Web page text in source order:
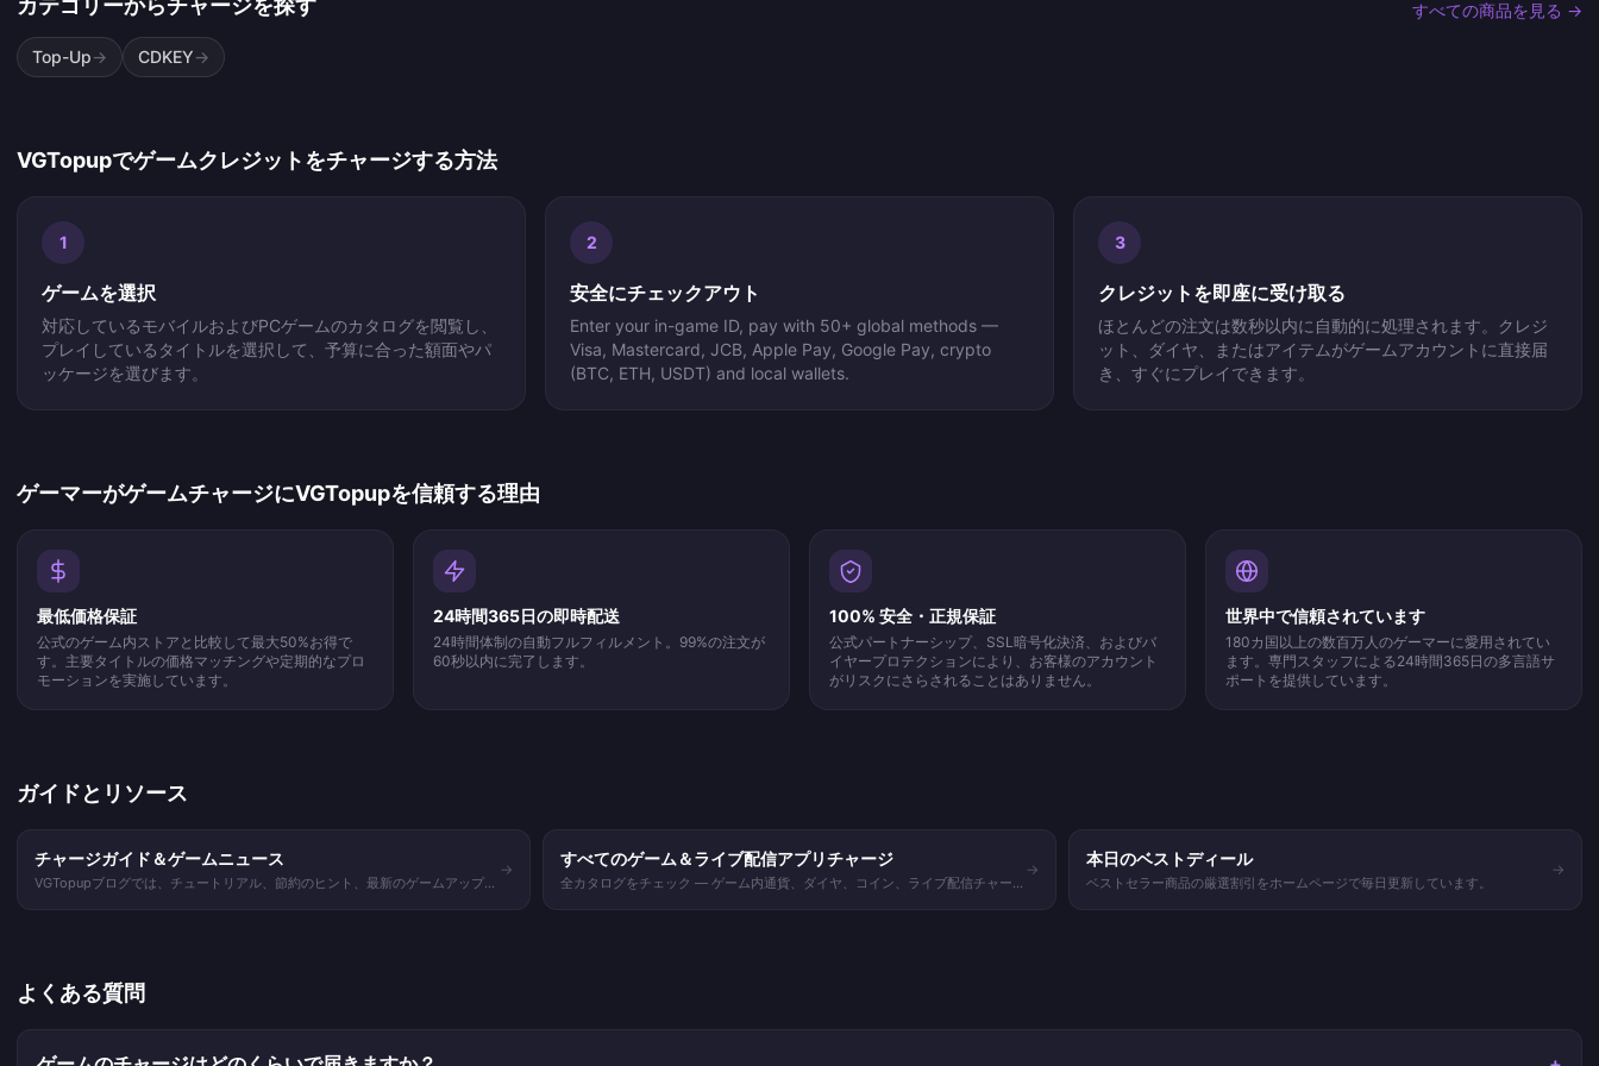
カテゴリーからチャージを探す すべての商品を見る →
Top-Up→ CDKEY→
VGTopupでゲームクレジットをチャージする方法
1
ゲームを選択
対応しているモバイルおよびPCゲームのカタログを閲覧し、
プレイしているタイトルを選択して、予算に合った額面やパ
ッケージを選びます。
2
安全にチェックアウト
Enter your in-game ID, pay with 50+ global methods —
Visa, Mastercard, JCB, Apple Pay, Google Pay, crypto
(BTC, ETH, USDT) and local wallets.
3
クレジットを即座に受け取る
ほとんどの注文は数秒以内に自動的に処理されます。クレジ
ット、ダイヤ、またはアイテムがゲームアカウントに直接届
き、すぐにプレイできます。
ゲーマーがゲームチャージにVGTopupを信頼する理由
最低価格保証
公式のゲーム内ストアと比較して最大50%お得で
す。主要タイトルの価格マッチングや定期的なプロ
モーションを実施しています。
24時間365日の即時配送
24時間体制の自動フルフィルメント。99%の注文が
60秒以内に完了します。
100% 安全・正規保証
公式パートナーシップ、SSL暗号化決済、およびバ
イヤープロテクションにより、お客様のアカウント
がリスクにさらされることはありません。
世界中で信頼されています
180カ国以上の数百万人のゲーマーに愛用されてい
ます。専門スタッフによる24時間365日の多言語サ
ポートを提供しています。
ガイドとリソース
チャージガイド＆ゲームニュース
VGTopupブログでは、チュートリアル、節約のヒント、最新のゲームアップデ
→
すべてのゲーム＆ライブ配信アプリチャージ
全カタログをチェック — ゲーム内通貨、ダイヤ、コイン、ライブ配信チャー
→
本日のベストディール
ベストセラー商品の厳選割引をホームページで毎日更新しています。
→
よくある質問